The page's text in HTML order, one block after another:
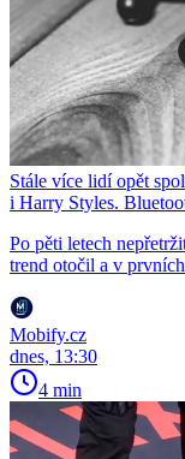
Stále více lidí opět
i Harry Styles.
Po pěti letech
trend otočil a v
Mobify.cz
dnes, 13:30
4 min